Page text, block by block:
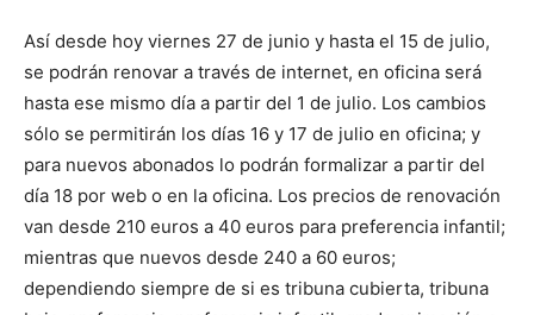
Así desde hoy viernes 27 de junio y hasta el 15 de julio,
se podrán renovar a través de internet, en oficina será
hasta ese mismo día a partir del 1 de julio. Los cambios
sólo se permitirán los días 16 y 17 de julio en oficina; y
para nuevos abonados lo podrán formalizar a partir del
día 18 por web o en la oficina. Los precios de renovación
van desde 210 euros a 40 euros para preferencia infantil;
mientras que nuevos desde 240 a 60 euros;
dependiendo siempre de si es tribuna cubierta, tribuna